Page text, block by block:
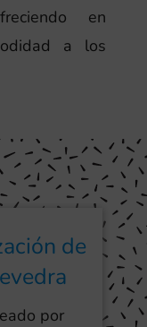
en
a los
de
por